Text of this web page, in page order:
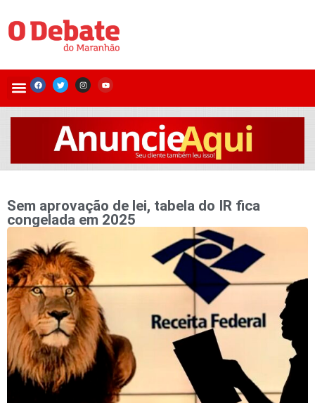
Sem aprovação de lei, tabela do IR fica
congelada em 2025